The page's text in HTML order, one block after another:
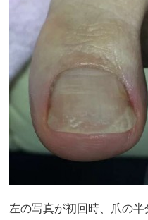
左の写真が初回時、爪の